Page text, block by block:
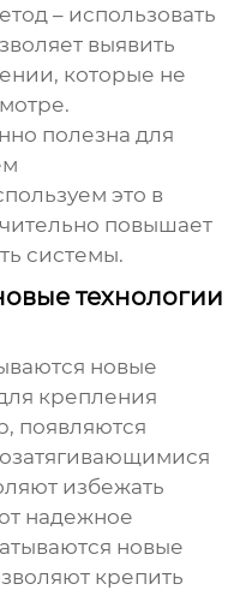
– использовать
выявить
которые не
полезна для
это в
повышает
системы.
технологии
новые
крепления
появляются
избежать
надежное
новые
крепить